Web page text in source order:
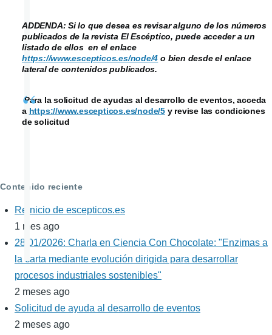
ADDENDA: Si lo que desea es revisar alguno de los números
publicados de la revista El Escéptico, puede acceder a un
listado de ellos en el enlace
https://www.escepticos.es/node/4 o bien desde el enlace
lateral de contenidos publicados.
Para la solicitud de ayudas al desarrollo de eventos, acceda
a https://www.escepticos.es/node/5y revise las condiciones
de solicitud
Contenido reciente
Reinicio de escepticos.es
1 mes ago
28/01/2026: Charla en Ciencia Con Chocolate: "Enzimas a
la carta mediante evolución dirigida para desarrollar
procesos industriales sostenibles"
2 meses ago
Solicitud de ayuda al desarrollo de eventos
2 meses ago